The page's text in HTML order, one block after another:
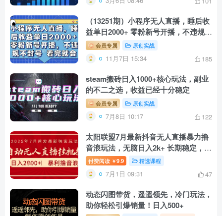
（13251期）小程序无人直播，睡后收
益单日2000+ 零粉新号开播，不违规不
封号 看完就会
会员专属 原创实战
11月7日 15:34 185
steam搬砖日入1000+核心玩法，副业
的不二之选，收益已经十分稳定
会员专属 原创实战
7月8日 10:17 122
太阳联盟7月最新抖音无人直播暴力撸
音浪玩法，无脑日入2k+ 长期稳定，可
矩阵放大【揭秘】
付费阅读 ￥9.9 精选课程
7月1日 09:31 47
动态闪图带货，遥遥领先，冷门玩法，
助你轻松引爆销量！日入500+